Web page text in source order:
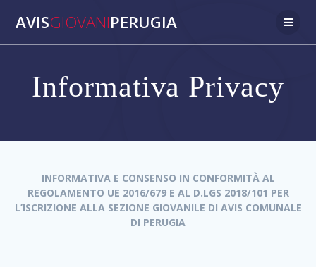
AVISGIOVANIPERUGIA
Informativa Privacy
INFORMATIVA E CONSENSO IN CONFORMITÀ AL
REGOLAMENTO UE 2016/679 E AL D.LGS 2018/101 PER
L’ISCRIZIONE ALLA SEZIONE GIOVANILE DI AVIS COMUNALE
DI PERUGIA